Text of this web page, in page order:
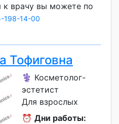
к врачу вы можете по
198-14-00
Тофиговна
⚕️ Косметолог-
эстетист
Для взрослых
⏰ Дни работы: